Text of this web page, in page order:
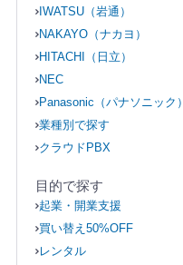
IWATSU（岩通）
NAKAYO（ナカヨ）
HITACHI（日立）
NEC
Panasonic（パナソニック）
業種別で探す
クラウドPBX
目的で探す
起業・開業支援
買い替え50%OFF
レンタル